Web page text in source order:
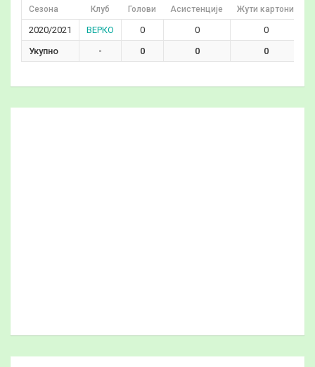
Сезона Клуб Голови Асистенције Жути картони
2020/2021 ВЕРКО 0 0
0
Укупно
- 0 0 0